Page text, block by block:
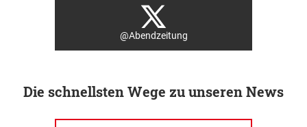
@Abendzeitung
Die schnellsten Wege zu unseren News